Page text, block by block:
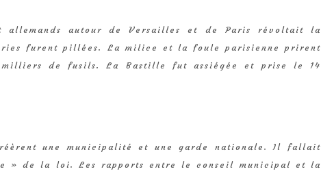
allemands autour de Versailles et de Paris révoltait la
furent pillées. La milice et la foule parisienne prirent
milliers de fusils. La Bastille fut assiégée et prise le 14
une municipalité et une garde nationale. Il fallait
» de la loi. Les rapports entre le conseil municipal et la